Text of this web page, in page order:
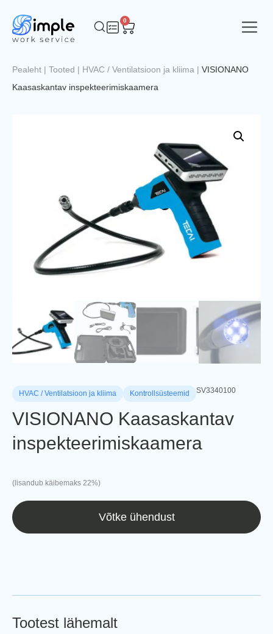
0
Pealeht | Tooted | HVAC / Ventilatsioon ja kliima | VISIONANO
Kaasaskantav inspekteerimiskaamera
HVAC / Ventilatsioon ja kliima Kontrollsüsteemid SV3340100
VISIONANO Kaasaskantav
inspekteerimiskaamera
(lisandub käibemaks 22%)
Võtke ühendust
Tootest lähemalt